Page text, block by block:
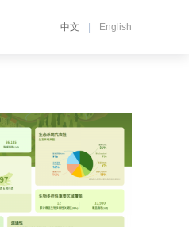
中文 English